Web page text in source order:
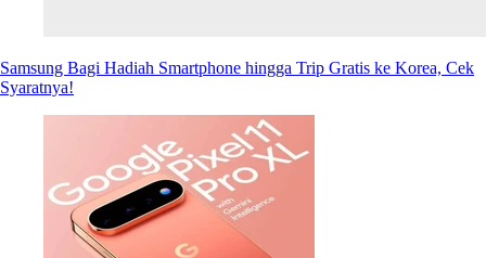
Samsung Bagi Hadiah Smartphone hingga Trip Gratis ke Korea, Cek
Syaratnya!